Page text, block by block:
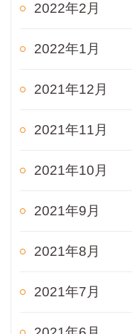
2022年2月
2022年1月
2021年12月
2021年11月
2021年10月
2021年9月
2021年8月
2021年7月